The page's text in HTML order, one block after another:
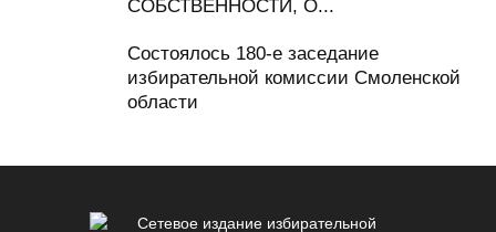
СОБСТВЕННОСТИ, О...
Состоялось 180-е заседание
избирательной комиссии Смоленской
области